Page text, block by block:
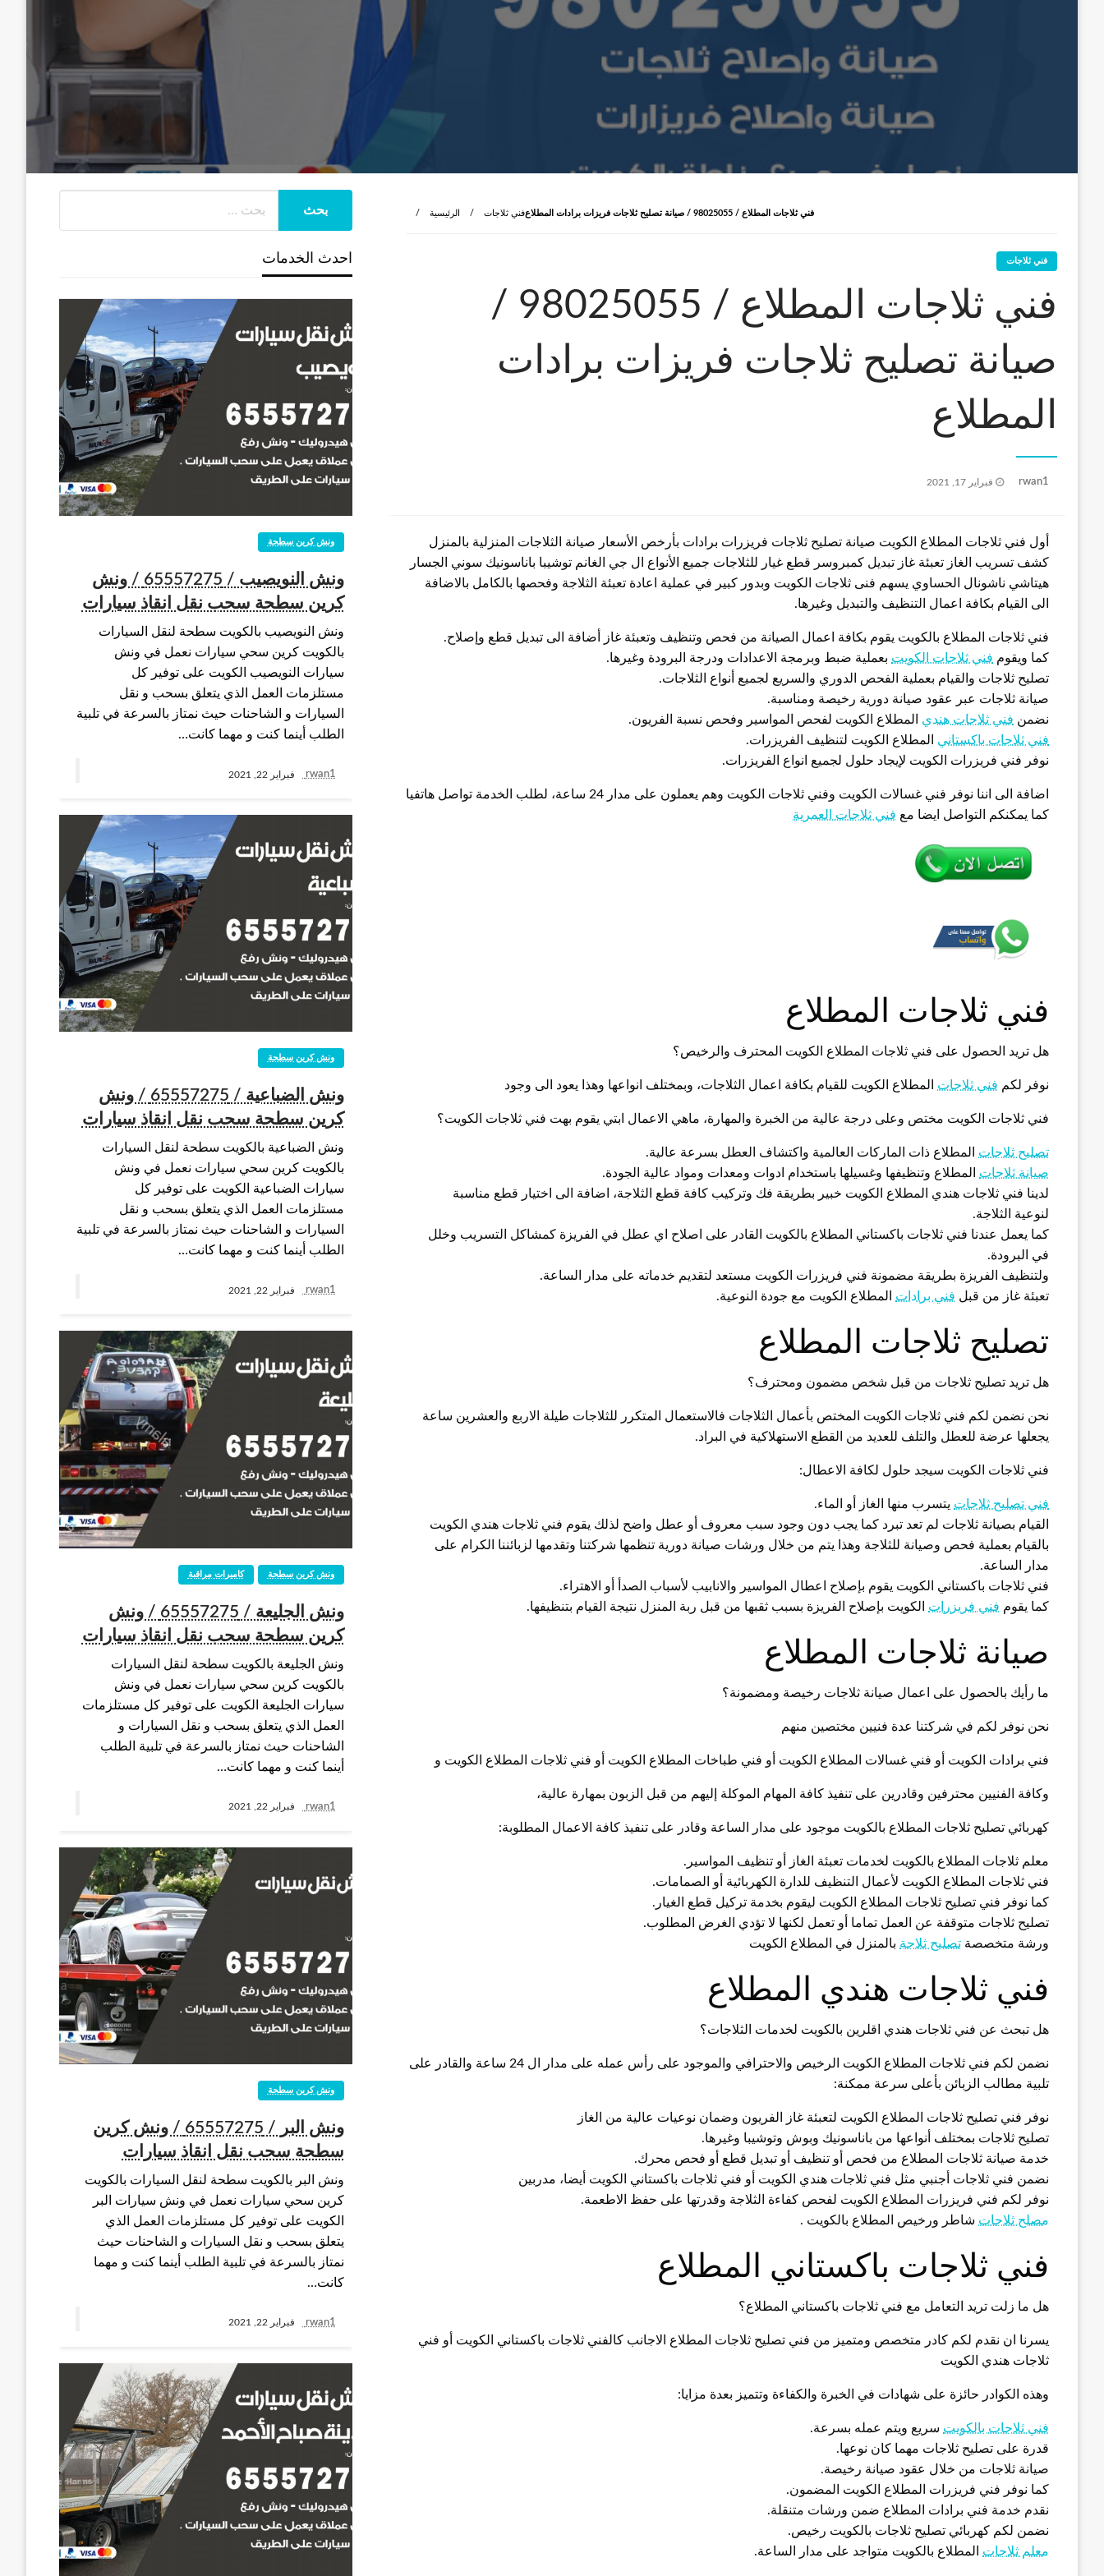
الرئيسية فني ثلاجات فني ثلاجات المطلاع / 98025055 / صيانة تصليح ثلاجات فريزات برادات المطلاع
فني ثلاجات
فني ثلاجات المطلاع / 98025055 /
صيانة تصليح ثلاجات فريزات برادات
المطلاع
rwan1
نُشر
فبراير 17, 2021
أول فني ثلاجات المطلاع الكويت صيانة تصليح ثلاجات فريزرات برادات بأرخص الأسعار صيانة الثلاجات المنزلية بالمنزل
كشف تسريب الغاز تعبئة غاز تبديل كمبروسر قطع غيار للثلاجات جميع الأنواع ال جي الغانم توشيبا باناسونيك سوني الجسار
هيتاشي ناشونال الحساوي يسهم فنى ثلاجات الكويت وبدور كبير في عملية اعادة تعبئة الثلاجة وفحصها بالكامل بالاضافة
الى القيام بكافة اعمال التنظيف والتبديل وغيرها.
فني ثلاجات المطلاع بالكويت يقوم بكافة اعمال الصيانة من فحص وتنظيف وتعبئة غاز أضافة الى تبديل قطع وإصلاح.
كما ويقوم فني ثلاجات الكويت بعملية ضبط وبرمجة الاعدادات ودرجة البرودة وغيرها.
تصليح ثلاجات والقيام بعملية الفحص الدوري والسريع لجميع أنواع الثلاجات.
صيانة ثلاجات عبر عقود صيانة دورية رخيصة ومناسبة.
نضمن فني ثلاجات هندي المطلاع الكويت لفحص المواسير وفحص نسبة الفريون.
فني ثلاجات باكستاني المطلاع الكويت لتنظيف الفريزرات.
نوفر فني فريزرات الكويت لإيجاد حلول لجميع انواع الفريزرات.
اضافة الى اننا نوفر فني غسالات الكويت وفني ثلاجات الكويت وهم يعملون على مدار 24 ساعة، لطلب الخدمة تواصل هاتفيا
كما يمكنكم التواصل ايضا مع فني ثلاجات العمرية
فني ثلاجات المطلاع
هل تريد الحصول على فني ثلاجات المطلاع الكويت المحترف والرخيص؟
نوفر لكم فني ثلاجات المطلاع الكويت للقيام بكافة اعمال الثلاجات، وبمختلف انواعها وهذا يعود الى وجود
فني ثلاجات الكويت مختص وعلى درجة عالية من الخبرة والمهارة، ماهي الاعمال ابتي يقوم بهت فني ثلاجات الكويت؟
تصليح ثلاجات المطلاع ذات الماركات العالمية واكتشاف العطل بسرعة عالية.
صيانة ثلاجات المطلاع وتنظيفها وغسيلها باستخدام ادوات ومعدات ومواد عالية الجودة.
لدينا فني ثلاجات هندي المطلاع الكويت خبير بطريقة فك وتركيب كافة قطع الثلاجة، اضافة الى اختيار قطع مناسبة
لنوعية الثلاجة.
كما يعمل عندنا فني ثلاجات باكستاني المطلاع بالكويت القادر على اصلاح اي عطل في الفريزة كمشاكل التسريب وخلل
في البرودة.
ولتنظيف الفريزة بطريقة مضمونة فني فريزرات الكويت مستعد لتقديم خدماته على مدار الساعة.
تعبئة غاز من قبل فني برادات المطلاع الكويت مع جودة النوعية.
تصليح ثلاجات المطلاع
هل تريد تصليح ثلاجات من قبل شخص مضمون ومحترف؟
نحن نضمن لكم فني ثلاجات الكويت المختص بأعمال الثلاجات فالاستعمال المتكرر للثلاجات طيلة الاربع والعشرين ساعة
يجعلها عرضة للعطل والتلف للعديد من القطع الاستهلاكية في البراد.
فني ثلاجات الكويت سيجد حلول لكافة الاعطال:
فني تصليح ثلاجات يتسرب منها الغاز أو الماء.
القيام بصيانة ثلاجات لم تعد تبرد كما يجب دون وجود سبب معروف أو عطل واضح لذلك يقوم فني ثلاجات هندي الكويت
بالقيام بعملية فحص وصيانة للثلاجة وهذا يتم من خلال ورشات صيانة دورية تنظمها شركتنا وتقدمها لزبائننا الكرام على
مدار الساعة.
فني ثلاجات باكستاني الكويت يقوم بإصلاح اعطال المواسير والانابيب لأسباب الصدأ أو الاهتراء.
كما يقوم فني فريزرات الكويت بإصلاح الفريزة بسبب ثقبها من قبل ربة المنزل نتيجة القيام بتنظيفها.
صيانة ثلاجات المطلاع
ما رأيك بالحصول على اعمال صيانة ثلاجات رخيصة ومضمونة؟
نحن نوفر لكم في شركتنا عدة فنيين مختصين منهم
فني برادات الكويت أو فني غسالات المطلاع الكويت أو فني طباخات المطلاع الكويت أو فني ثلاجات المطلاع الكويت و
وكافة الفنيين محترفين وقادرين على تنفيذ كافة المهام الموكلة إليهم من قبل الزبون بمهارة عالية،
كهربائي تصليح ثلاجات المطلاع بالكويت موجود على مدار الساعة وقادر على تنفيذ كافة الاعمال المطلوبة:
معلم ثلاجات المطلاع بالكويت لخدمات تعبئة الغاز أو تنظيف المواسير.
فني ثلاجات المطلاع الكويت لأعمال التنظيف للدارة الكهربائية أو الصمامات.
كما نوفر فني تصليح ثلاجات المطلاع الكويت ليقوم بخدمة تركيل قطع الغيار.
تصليح ثلاجات متوقفة عن العمل تماما أو تعمل لكنها لا تؤدي الغرض المطلوب.
ورشة متخصصة تصليح ثلاجة بالمنزل في المطلاع الكويت
فني ثلاجات هندي المطلاع
هل تبحث عن فني ثلاجات هندي اقلرين بالكويت لخدمات الثلاجات؟
نضمن لكم فني ثلاجات المطلاع الكويت الرخيص والاحترافي والموجود على رأس عمله على مدار ال 24 ساعة والقادر على
تلبية مطالب الزبائن بأعلى سرعة ممكنة:
نوفر فني تصليح ثلاجات المطلاع الكويت لتعبئة غاز الفريون وضمان نوعيات عالية من الغاز
تصليح ثلاجات بمختلف أنواعها من باناسونيك وبوش وتوشيبا وغيرها.
خدمة صيانة ثلاجات المطلاع من فحص أو تنظيف أو تبديل قطع أو فحص محرك.
نضمن فني ثلاجات أجنبي مثل فني ثلاجات هندي الكويت أو فني ثلاجات باكستاني الكويت أيضا، مدربين
نوفر لكم فني فريزرات المطلاع الكويت لفحص كفاءة الثلاجة وقدرتها على حفظ الاطعمة.
مصلح ثلاجات شاطر ورخيص المطلاع بالكويت .
فني ثلاجات باكستاني المطلاع
هل ما زلت تريد التعامل مع فني ثلاجات باكستاني المطلاع؟
يسرنا ان نقدم لكم كادر متخصص ومتميز من فني تصليح ثلاجات المطلاع الاجانب كالفني ثلاجات باكستاني الكويت أو فني
ثلاجات هندي الكويت
وهذه الكوادر حائزة على شهادات في الخبرة والكفاءة وتتميز بعدة مزايا:
فني ثلاجات بالكويت سريع ويتم عمله بسرعة.
قدرة على تصليح ثلاجات مهما كان نوعها.
صيانة ثلاجات من خلال عقود صيانة رخيصة.
كما نوفر فني فريزرات المطلاع الكويت المضمون.
نقدم خدمة فني برادات المطلاع ضمن ورشات متنقلة.
نضمن لكم كهربائي تصليح ثلاجات بالكويت رخيص.
معلم ثلاجات المطلاع بالكويت متواجد على مدار الساعة.
احدث الخدمات
ونش كرين سطحة
ونش النويصيب / 65557275 / ونش
كرين سطحة سحب نقل انقاذ سيارات
ونش النويصيب بالكويت سطحة لنقل السيارات
بالكويت كرين سحي سيارات نعمل في ونش
سيارات النويصيب الكويت على توفير كل
مستلزمات العمل الذي يتعلق بسحب و نقل
السيارات و الشاحنات حيث نمتاز بالسرعة في تلبية
الطلب أينما كنت و مهما كانت…
rwan1 فبراير 22, 2021
ونش كرين سطحة
ونش الضباعية / 65557275 / ونش
كرين سطحة سحب نقل انقاذ سيارات
ونش الضباعية بالكويت سطحة لنقل السيارات
بالكويت كرين سحي سيارات نعمل في ونش
سيارات الضباعية الكويت على توفير كل
مستلزمات العمل الذي يتعلق بسحب و نقل
السيارات و الشاحنات حيث نمتاز بالسرعة في تلبية
الطلب أينما كنت و مهما كانت…
rwan1 فبراير 22, 2021
كاميرات مراقبة ونش كرين سطحة
ونش الجليعة / 65557275 / ونش
كرين سطحة سحب نقل انقاذ سيارات
ونش الجليعة بالكويت سطحة لنقل السيارات
بالكويت كرين سحي سيارات نعمل في ونش
سيارات الجليعة الكويت على توفير كل مستلزمات
العمل الذي يتعلق بسحب و نقل السيارات و
الشاحنات حيث نمتاز بالسرعة في تلبية الطلب
أينما كنت و مهما كانت…
rwan1 فبراير 22, 2021
ونش كرين سطحة
ونش البر / 65557275 / ونش كرين
سطحة سحب نقل انقاذ سيارات
ونش البر بالكويت سطحة لنقل السيارات بالكويت
كرين سحي سيارات نعمل في ونش سيارات البر
الكويت على توفير كل مستلزمات العمل الذي
يتعلق بسحب و نقل السيارات و الشاحنات حيث
نمتاز بالسرعة في تلبية الطلب أينما كنت و مهما
كانت…
rwan1 فبراير 22, 2021